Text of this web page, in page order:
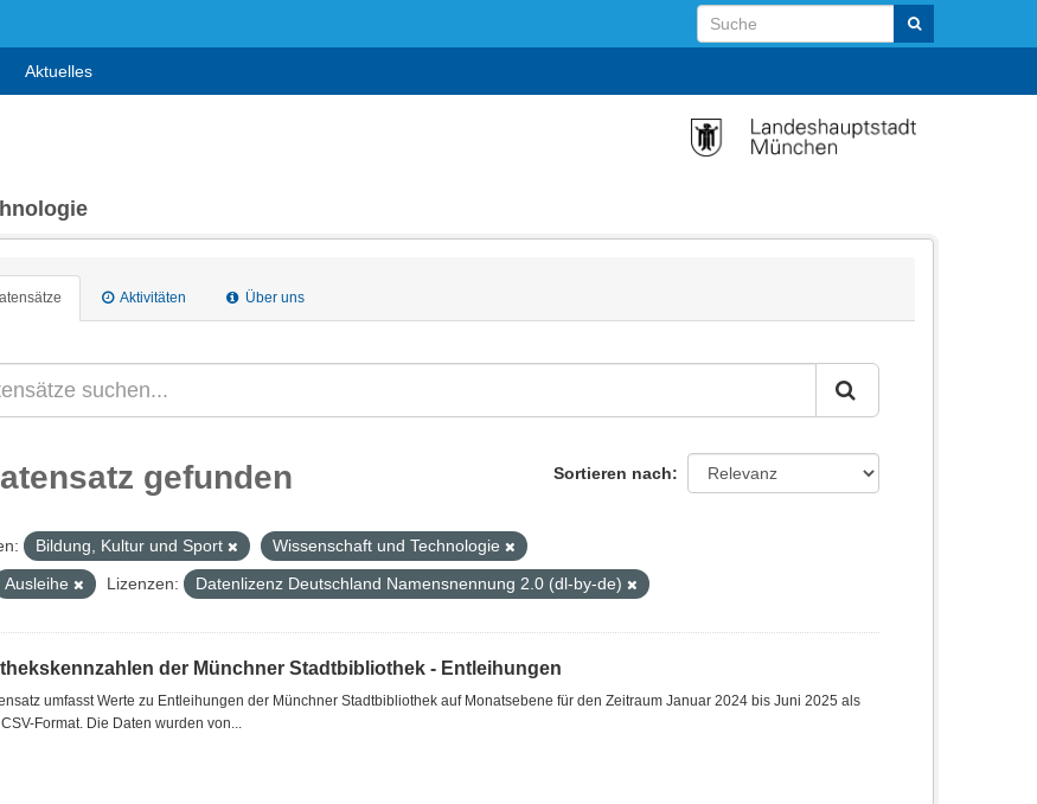
Aktuelles
Aktivitäten Über uns
Sortieren nach
gefunden
Bildung, Kultur und Sport
Wissenschaft und Technologie
Ausleihe Lizenzen: Datenlizenz Deutschland Namensnennung 2.0 (dl-by-de)
der Münchner Stadtbibliothek - Entleihungen
umfasst Werte zu Entleihungen der Münchner Stadtbibliothek auf Monatsebene für den Zeitraum Januar 2024 bis Juni 2025 als
Format. Die Daten wurden von...